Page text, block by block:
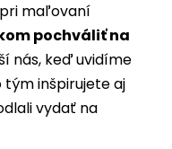
maľovaní
pochváliť na
nás, keď uvidíme
tým inšpirujete aj
vydať na